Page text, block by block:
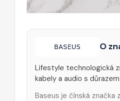
O
Lifestyle technologická
kabely a audio s
Baseus je čínská značka